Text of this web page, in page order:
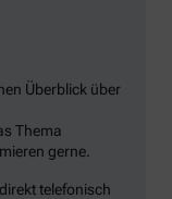
Überblick über
Thema
gerne.
telefonisch